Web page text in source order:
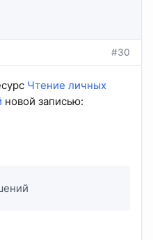
#30
Чтение личных
новой записью: